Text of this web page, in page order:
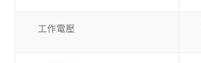
工作電壓